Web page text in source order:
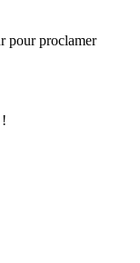
pour proclamer